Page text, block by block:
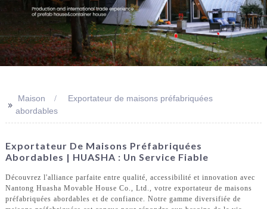
>> Maison
Exportateur de maisons préfabriquées
abordables
Exportateur De Maisons Préfabriquées
Abordables | HUASHA : Un Service Fiable
Découvrez l'alliance parfaite entre qualité, accessibilité et innovation avec
Nantong Huasha Movable House Co., Ltd., votre exportateur de maisons
préfabriquées abordables et de confiance. Notre gamme diversifiée de